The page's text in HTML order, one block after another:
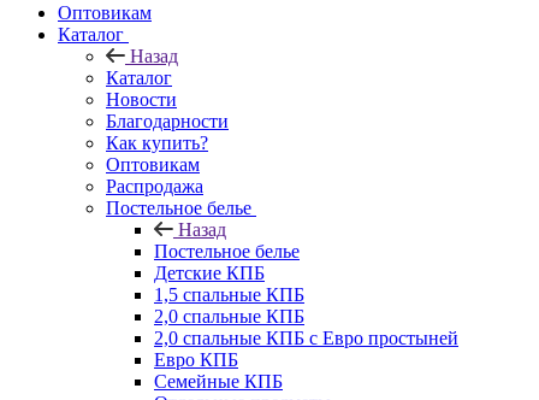
Оптовикам
Каталог
Назад
Каталог
Новости
Благодарности
Как купить?
Оптовикам
Распродажа
Постельное белье
Назад
Постельное белье
Детские КПБ
1,5 спальные КПБ
2,0 спальные КПБ
2,0 спальные КПБ с Евро простыней
Евро КПБ
Семейные КПБ